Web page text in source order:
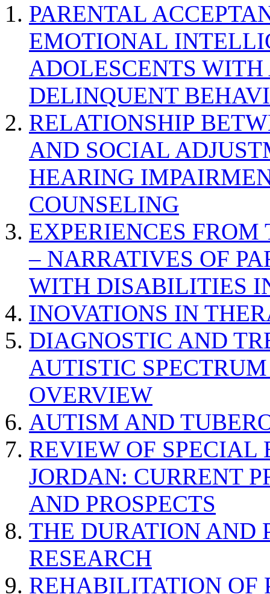
PARENTAL
EMOTIONAL
ADOLESCENTS
DELINQUENT
RELATIONSHIP
AND SOCIAL
HEARING
COUNSELING
EXPERIENCES
– NARRATIVES OF
WITH DISABILITIES
INOVATIONS IN
DIAGNOSTIC AND
AUTISTIC
OVERVIEW
AUTISM AND
REVIEW OF SPECIAL
JORDAN: CURRENT
AND PROSPECTS
THE DURATION AND
RESEARCH
REHABILITATION OF